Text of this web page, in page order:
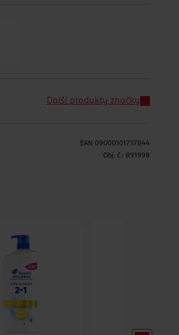
Další produkty značky
EAN 09000101737844
Obj. č.: 891998